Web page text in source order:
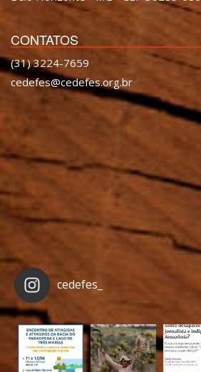
CONTATOS
(31) 3224-7659
cedefes@cedefes.org.br
cedefes_